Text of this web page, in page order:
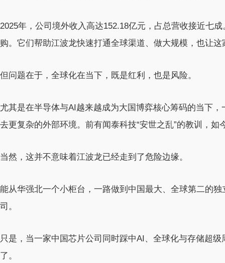
2025年，公司境外收入高达152.18亿元，占总营收接近七
购。它们帮助江波龙快速打通全球渠道、做大规模，也让
但问题在于，全球化在当下，既是红利，也是风险。
尤其是在半导体与AI越来越成为大国博弈核心筹码的当下
去更复杂的外部环境。前有闻泰科技“安世之乱”的教训，
当然，这并不意味着江波龙已经走到了危险边缘。
能从华强北一个小柜台，一路做到中国最大、全球第二的
司。
只是，当一家中国芯片公司同时踩中AI、全球化与存储超
了。